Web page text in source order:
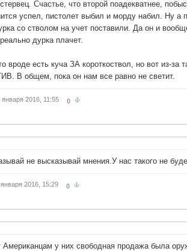
Счастье, что второй поадекватнее,
успел, пистолет выбил и морду набил. Ну а
со стволом на учет поставили. Да он и
дурка плачет.
вроде есть куча ЗА короткоствол, но вот из-за
В общем, пока он нам все равно не светит.
января 2016, 11:55 0
не высказывай мнения.У нас такого не
2016, 15:29 0
Американцам у них свободная продажа была